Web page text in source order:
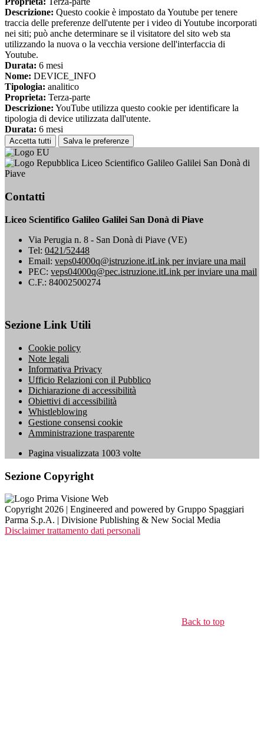
Descrizione: Questo cookie è impostato da Youtube per tenere
traccia delle preferenze dell'utente per i video di Youtube incorporati
nei siti; può anche determinare se il visitatore del sito web sta
utilizzando la nuova o la vecchia versione dell'interfaccia di
Youtube.
Durata: 6 mesi
Nome: DEVICE_INFO
Tipologia: analitico
Proprieta: Terza-parte
Descrizione: YouTube utilizza questo cookie per identificare la
tipologia di device utilizzata dall'utente.
Durata: 6 mesi
Accetta tutti Salva le preferenze
Liceo Scientifico Galileo Galilei San Donà di
Piave
Contatti
Liceo Scientifico Galileo Galilei San Donà di Piave
Via Perugia n. 8 - San Donà di Piave (VE)
Tel: 0421/52448
Email: veps04000q@istruzione.itLink per inviare una mail
PEC: veps04000q@pec.istruzione.itLink per inviare una mail
C.F.: 84002500274
Sezione Link Utili
Cookie policy
Note legali
Informativa Privacy
Ufficio Relazioni con il Pubblico
Dichiarazione di accessibilità
Obiettivi di accessibilità
Whistleblowing
Gestione consensi cookie
Amministrazione trasparente
Pagina visualizzata 1003 volte
Sezione Copyright
Copyright 2026 | Engineered and powered by Gruppo Spaggiari
Parma S.p.A. | Divisione Publishing & New Social Media
Disclaimer trattamento dati personali
Back to top